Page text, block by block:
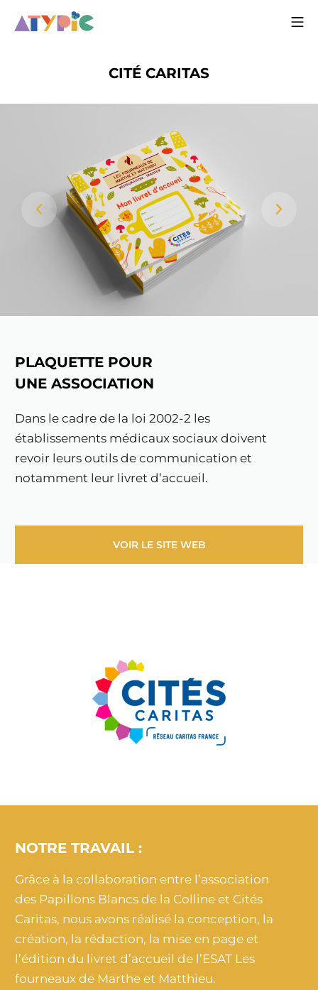
CITÉ CARITAS
PLAQUETTE POUR
UNE ASSOCIATION
Dans le cadre de la loi 2002-2 les
établissements médicaux sociaux doivent
revoir leurs outils de communication et
notamment leur livret d’accueil.
VOIR LE SITE WEB
NOTRE TRAVAIL :
Grâce à la collaboration entre l’association
des Papillons Blancs de la Colline et Cités
Caritas, nous avons réalisé la conception, la
création, la rédaction, la mise en page et
l’édition du livret d’accueil de l’ESAT Les
fourneaux de Marthe et Matthieu.